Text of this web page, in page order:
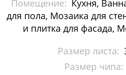
Мозаика Imagine
Мозаика Irida
Мозаика
Помещение: Кухня,
для пола, Мозаика для
Размер листа:
Размер чипа: